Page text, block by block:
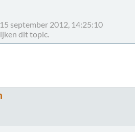
september 2012, 14:25:10
dit topic.